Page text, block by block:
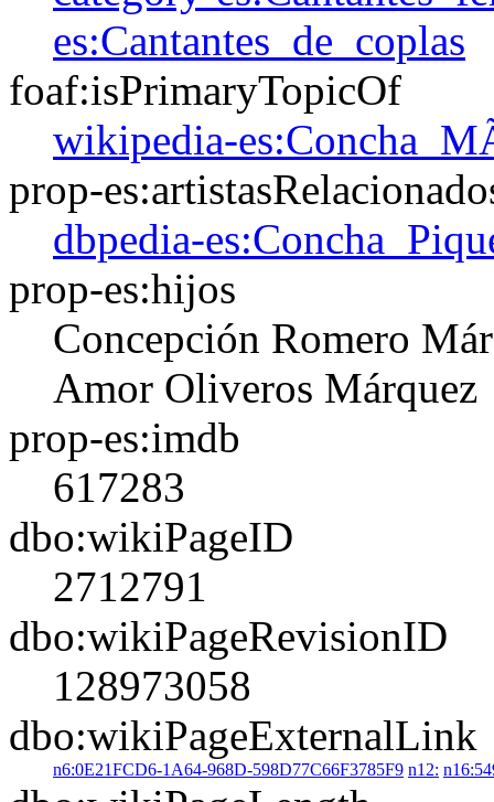
es:Cantantes_de_coplas
foaf:isPrimaryTopicOf
wikipedia-
prop-
dbpedia-
prop-es:hijos
Concepción Romero
Amor Oliveros Márquez
prop-es:imdb
617283
dbo:wikiPageID
2712791
dbo:wikiPageRevisionID
128973058
dbo:wikiPageExternalLink
n6:0E21FCD6-1A64-968D-598D77C66F3785F9 n12: